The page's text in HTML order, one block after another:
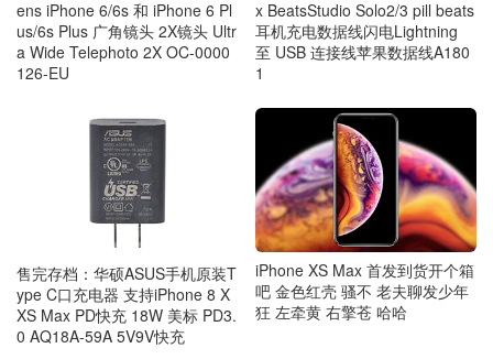
ens iPhone 6/6s 和 iPhone 6 Pl
us/6s Plus 广角镜头 2X镜头 Ultr
a Wide Telephoto 2X OC-0000
126-EU
x BeatsStudio Solo2/3 pill beats
耳机充电数据线闪电Lightning
至 USB 连接线苹果数据线A180
1
售完存档：华硕ASUS手机原装T
ype C口充电器 支持iPhone 8 X
XS Max PD快充 18W 美标 PD3.
0 AQ18A-59A 5V9V快充
iPhone XS Max 首发到货开个箱
吧 金色红壳 骚不 老夫聊发少年
狂 左牵黄 右擎苍 哈哈